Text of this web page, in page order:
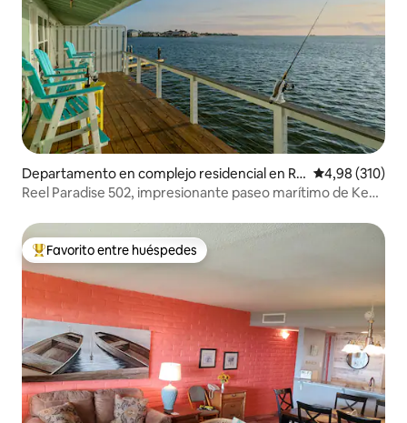
Departamento en complejo residencial en Ro
ckport
Calificación
4,98 (310)
Reel Paradise 502, impresionante paseo marítimo de Key
Favorito entre los huéspedes más destacados
Favorito entre huéspedes